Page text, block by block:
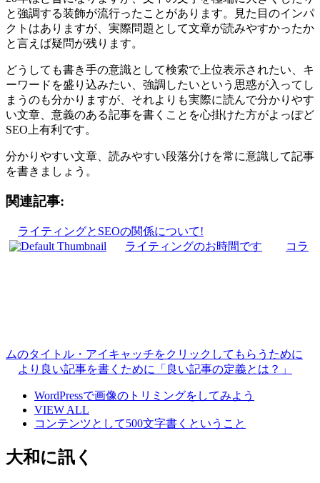
と強調する装飾が流行ったことがあります。見た目のインパ
クトはありますが、実際問題として文章が読みやすかったか
と言えば疑問が残ります。
どうしても書き手の意識として検索で上位表示されたい、キ
ーワードを盛り込みたい、強調したいという思惑が入ってし
まうのも分かりますが、それよりも実際に読んで分かりやす
い文章、意義のある記事を書くことを心掛けた方がよっぽど
SEO上有利です。
分かりやすい文章、読みやすい段落分けを常に意識して記事
を書きましょう。
関連記事:
ライティングとSEOの関係について!
ライティングのお時間です
コラ
ムのタイトル・アイキャッチをクリックしてもらうために
より良い記事を書くために「良い記事の定義とは？」
WordPressで画像のトリミングをしてみよう
VIEW ALL
コンテンツとして500文字書くということ
大和に訊く